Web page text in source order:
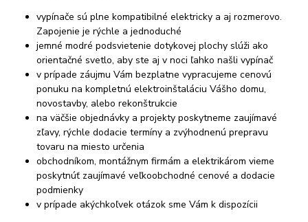
vypínače sú plne kompatibilné elektricky a aj rozmerovo.
Zapojenie je rýchle a jednoduché
jemné modré podsvietenie dotykovej plochy slúži ako
orientačné svetlo, aby ste aj v noci ľahko našli vypínač
v prípade záujmu Vám bezplatne vypracujeme cenovú
ponuku na kompletnú elektroinštaláciu Vášho domu,
novostavby, alebo rekonštrukcie
na väčšie objednávky a projekty poskytneme zaujímavé
zľavy, rýchle dodacie termíny a zvýhodnenú prepravu
tovaru na miesto určenia
obchodníkom, montážnym firmám a elektrikárom vieme
poskytnúť zaujímavé veľkoobchodné cenové a dodacie
podmienky
v prípade akýchkoľvek otázok sme Vám k dispozícii